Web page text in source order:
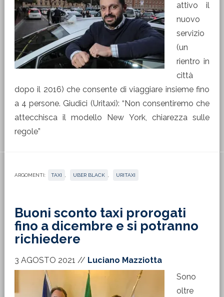
attivo il
nuovo
servizio
(un
rientro in
città
dopo il 2016) che consente di viaggiare insieme fino
a 4 persone. Giudici (Uritaxi): “Non consentiremo che
attecchisca il modello New York, chiarezza sulle
regole”
ARGOMENTI: TAXI UBER BLACK URITAXI
Buoni sconto taxi prorogati
fino a dicembre e si potranno
richiedere
3 AGOSTO 2021 // Luciano Mazziotta
Sono
oltre